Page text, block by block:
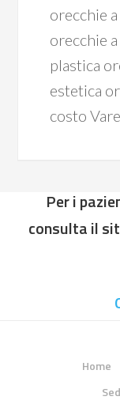
orecchie
orecchie
plastica
estetica
costo
Per i
consulta il
Home